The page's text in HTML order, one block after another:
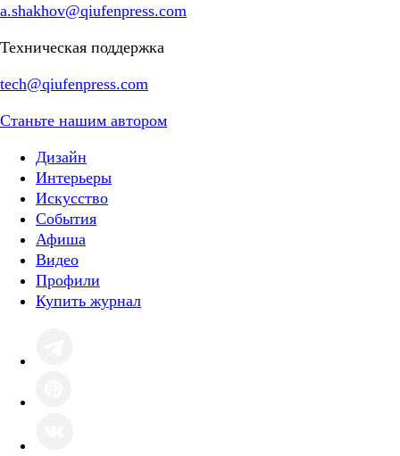
a.shakhov@qiufenpress.com
Техническая поддержка
tech@qiufenpress.com
Станьте нашим автором
Дизайн
Интерьеры
Искусство
События
Афиша
Видео
Профили
Купить журнал